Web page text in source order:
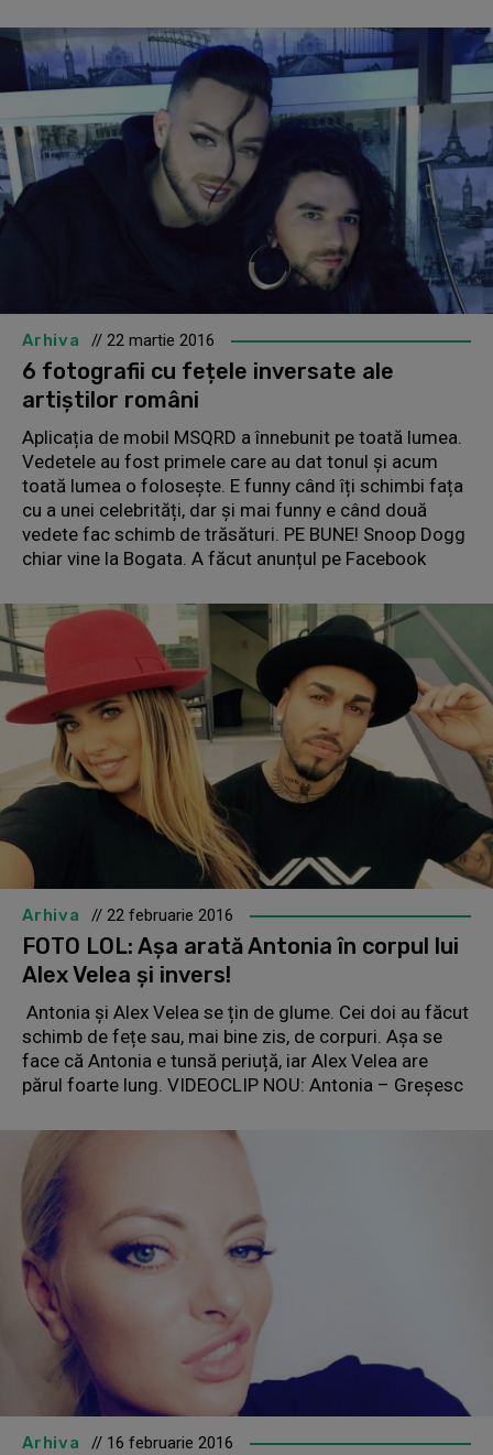
Arhiva // 22 martie 2016
6 fotografii cu fețele inversate ale
artiștilor români
Aplicația de mobil MSQRD a înnebunit pe toată lumea.
Vedetele au fost primele care au dat tonul și acum
toată lumea o folosește. E funny când îți schimbi fața
cu a unei celebrități, dar și mai funny e când două
vedete fac schimb de trăsături. PE BUNE! Snoop Dogg
chiar vine la Bogata. A făcut anunțul pe Facebook
Arhiva // 22 februarie 2016
FOTO LOL: Așa arată Antonia în corpul lui
Alex Velea și invers!
Antonia și Alex Velea se țin de glume. Cei doi au făcut
schimb de fețe sau, mai bine zis, de corpuri. Așa se
face că Antonia e tunsă periuță, iar Alex Velea are
părul foarte lung. VIDEOCLIP NOU: Antonia – Greșesc
Arhiva // 16 februarie 2016